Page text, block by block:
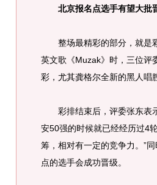
北京报名点选手有望大批
整场最精彩的部分，就是彩
英文歌《Muzak》时，三位评
彩，尤其龚格尔全新的黑人
彩排结束后，评委张东表示
安50强的时候就已经经历过4
筹，相对有一定的竞争力。”
点的选手会成功晋级。